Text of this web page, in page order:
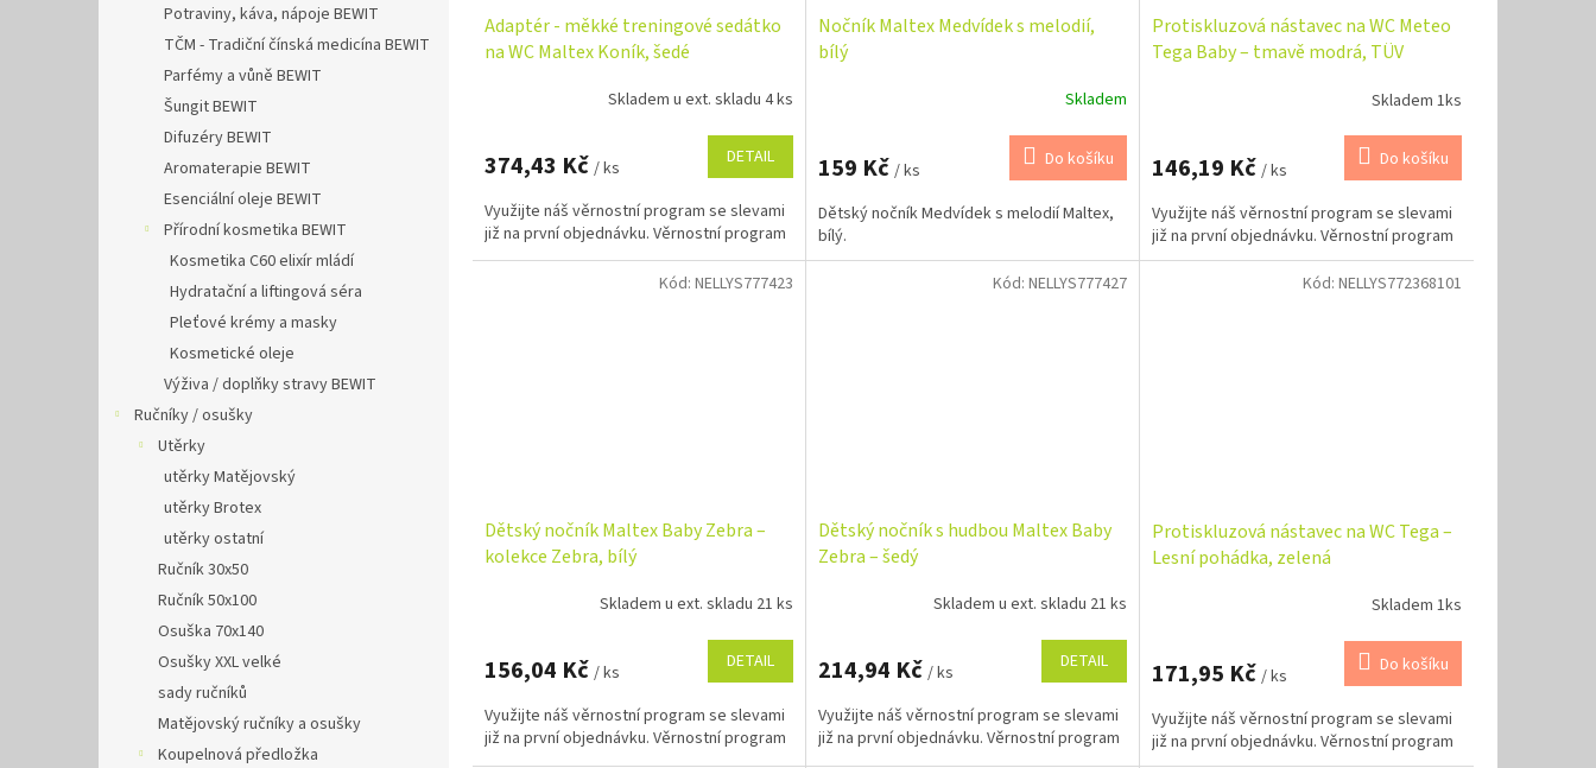
Potraviny, káva, nápoje BEWIT
TČM - Tradiční čínská medicína BEWIT
Parfémy a vůně BEWIT
Šungit BEWIT
Difuzéry BEWIT
Aromaterapie BEWIT
Esenciální oleje BEWIT
Přírodní kosmetika BEWIT
Kosmetika C60 elixír mládí
Hydratační a liftingová séra
Pleťové krémy a masky
Kosmetické oleje
Výživa / doplňky stravy BEWIT
Ručníky / osušky
Utěrky
utěrky Matějovský
utěrky Brotex
utěrky ostatní
Ručník 30x50
Ručník 50x100
Osuška 70x140
Osušky XXL velké
sady ručníků
Matějovský ručníky a osušky
Koupelnová předložka
Adaptér - měkké treningové sedátko
na WC Maltex Koník, šedé
Skladem u ext. skladu 4 ks
374,43 Kč / ks DETAIL
Využijte náš věrnostní program se slevami
již na první objednávku. Věrnostní program
Nočník Maltex Medvídek s melodií,
bílý
je
z
5
hvězdiček.
Skladem
159 Kč / ks Do košíku
Dětský nočník Medvídek s melodií Maltex,
bílý.
Protiskluzová nástavec na WC Meteo
Tega Baby – tmavě modrá, TÜV
Skladem 1ks
146,19 Kč / ks Do košíku
Využijte náš věrnostní program se slevami
již na první objednávku. Věrnostní program
Dětský nočník Maltex Baby Zebra –
kolekce Zebra, bílý
Skladem u ext. skladu 21 ks
156,04 Kč / ks DETAIL
Využijte náš věrnostní program se slevami
již na první objednávku. Věrnostní program
Kód: NELLYS777423
Dětský nočník s hudbou Maltex Baby
Zebra – šedý
Skladem u ext. skladu 21 ks
214,94 Kč / ks DETAIL
Využijte náš věrnostní program se slevami
již na první objednávku. Věrnostní program
Kód: NELLYS777427
Protiskluzová nástavec na WC Tega –
Lesní pohádka, zelená
Skladem 1ks
171,95 Kč / ks Do košíku
Využijte náš věrnostní program se slevami
již na první objednávku. Věrnostní program
Kód: NELLYS772368101